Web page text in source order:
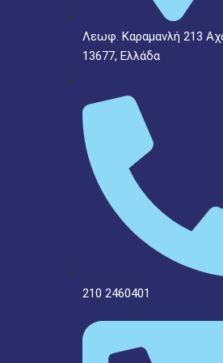
Λεωφ. Καραμανλή 213
13677, Ελλάδα
210 2460401